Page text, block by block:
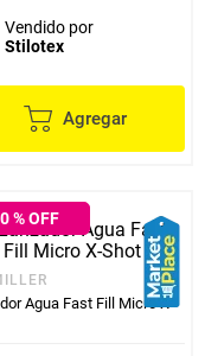
Vendido por
Stilotex
Agregar
% OFF
Agua Fast Fill Micro X-